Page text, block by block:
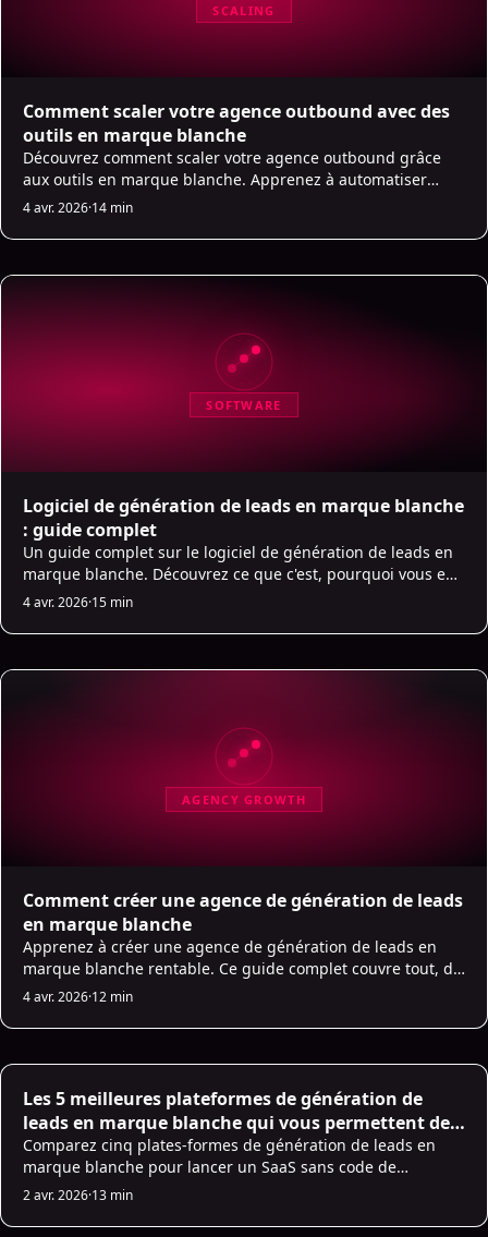
SCALING
Comment scaler votre agence outbound avec des
outils en marque blanche
Découvrez comment scaler votre agence outbound grâce
aux outils en marque blanche. Apprenez à automatiser
l'exécution, maintenir la qualité et gérer 3x plus de clients
4 avr. 2026·14 min
SOFTWARE
Logiciel de génération de leads en marque blanche
: guide complet
Un guide complet sur le logiciel de génération de leads en
marque blanche. Découvrez ce que c'est, pourquoi vous en
avez besoin et comment l'utiliser pour développer votre
4 avr. 2026·15 min
AGENCY GROWTH
Comment créer une agence de génération de leads
en marque blanche
Apprenez à créer une agence de génération de leads en
marque blanche rentable. Ce guide complet couvre tout, du
choix du partenaire à la mise à l'échelle de vos opérations
4 avr. 2026·12 min
AI Sales Infrastructure
Les 5 meilleures plateformes de génération de
leads en marque blanche qui vous permettent de
lancer un SaaS sans écrire de ligne de code
Comparez cinq plates-formes de génération de leads en
marque blanche pour lancer un SaaS sans code de
marque : fonctionnalités, tarifs, intégrations et meilleurs
2 avr. 2026·13 min